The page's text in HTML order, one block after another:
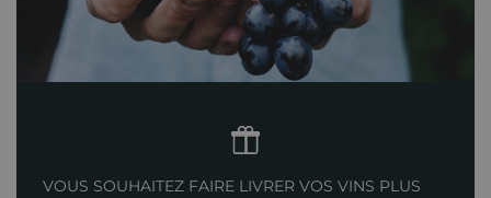
VOUS SOUHAITEZ FAIRE LIVRER VOS VINS PLUS